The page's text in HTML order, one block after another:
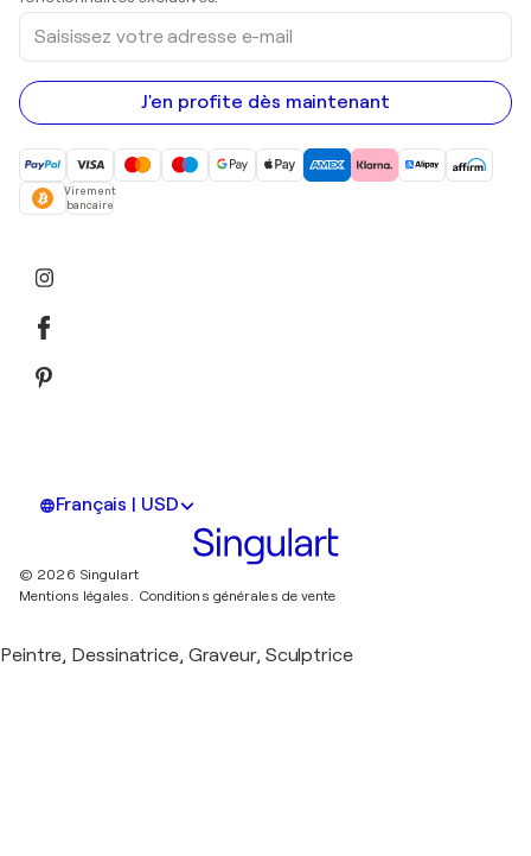
Saisissez
votre
adresse
e-
mail
J'en profite dès maintenant
Virement
bancaire
Français | USD
© 2026 Singulart
Mentions légales. Conditions générales de vente
Peintre, Dessinatrice, Graveur, Sculptrice